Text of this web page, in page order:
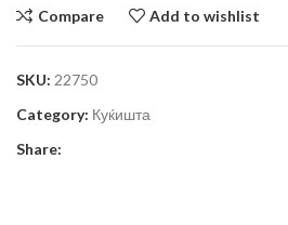
Compare Add to wishlist
SKU: 22750
Category: Куќишта
Share: